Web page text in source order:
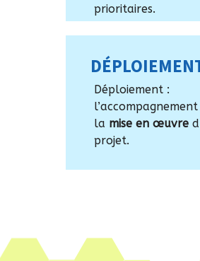
prioritaires.
D
Déploiement :
la mise en œuvre
projet.